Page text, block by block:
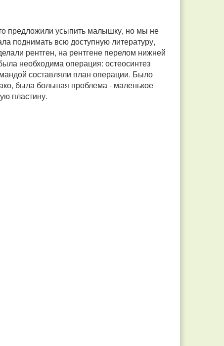
предложили усыпить малышку, но мы не
поднимать всю доступную литературу,
рентген, на рентгене перелом нижней
необходима операция: остеосинтез
составляли план операции. Было
была большая проблема - маленькое
пластину.